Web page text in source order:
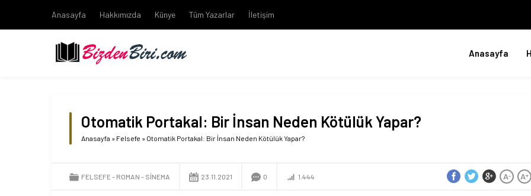
Anasayfa Hakkımızda Künye Tüm Yazarlar İletişim
Anasayfa
Otomatik Portakal: Bir İnsan Neden Kötülük Yapar?
Anasayfa » Felsefe » Otomatik Portakal: Bir İnsan Neden Kötülük Yapar?
FELSEFE ROMAN SINEMA 23.11.2021 0 1.444 A+
A-